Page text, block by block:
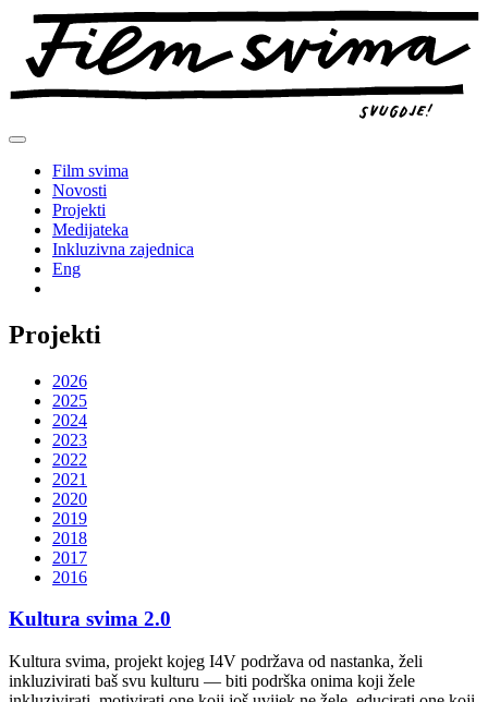
Preskoči
sadržaj
Film svima
Novosti
Projekti
Medijateka
Inkluzivna zajednica
Eng
Projekti
2026
2025
2024
2023
2022
2021
2020
2019
2018
2017
2016
Kultura svima 2.0
Kultura svima, projekt kojeg I4V podržava od nastanka, želi
inkluzivirati baš svu kulturu — biti podrška onima koji žele